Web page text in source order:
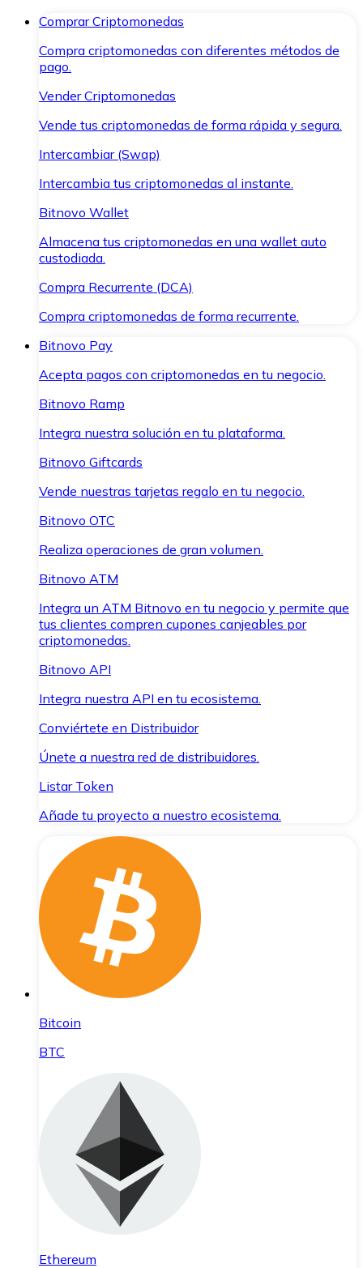
Comprar Criptomonedas
Compra criptomonedas con diferentes métodos de
pago.
Vender Criptomonedas
Vende tus criptomonedas de forma rápida y segura.
Intercambiar (Swap)
Intercambia tus criptomonedas al instante.
Bitnovo Wallet
Almacena tus criptomonedas en una wallet auto
custodiada.
Compra Recurrente (DCA)
Compra criptomonedas de forma recurrente.
Bitnovo Pay
Acepta pagos con criptomonedas en tu negocio.
Bitnovo Ramp
Integra nuestra solución en tu plataforma.
Bitnovo Giftcards
Vende nuestras tarjetas regalo en tu negocio.
Bitnovo OTC
Realiza operaciones de gran volumen.
Bitnovo ATM
Integra un ATM Bitnovo en tu negocio y permite que
tus clientes compren cupones canjeables por
criptomonedas.
Bitnovo API
Integra nuestra API en tu ecosistema.
Conviértete en Distribuidor
Únete a nuestra red de distribuidores.
Listar Token
Añade tu proyecto a nuestro ecosistema.
Bitcoin
BTC
Ethereum